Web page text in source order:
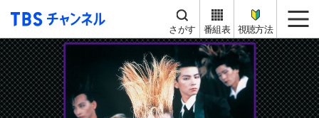
TBS チャンネル
さがす 番組表 視聴方法